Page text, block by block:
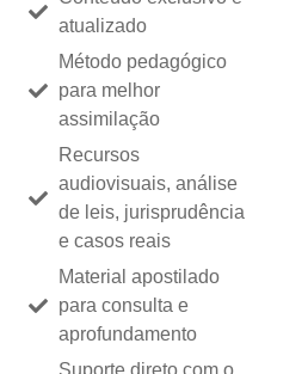
atualizado
Método pedagógico
para melhor
assimilação
Recursos
audiovisuais, análise
de leis, jurisprudência
e casos reais
Material apostilado
para consulta e
aprofundamento
Suporte direto com o